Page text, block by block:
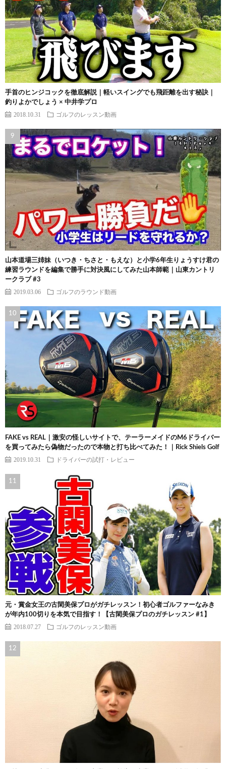
手首のヒンジコックを徹底解説｜軽いスイングでも飛距離を出す秘訣｜
釣りよかでしょう × 中井学プロ
2018.10.31 ゴルフのレッスン動画
山本道場三姉妹（いつき・ちさと・もえな）と小学6年生りょうすけ君の
練習ラウンドを編集で勝手に対決風にしてみた山本師範｜山東カントリ
ークラブ #3
2019.03.06 ゴルフのラウンド動画
FAKE vs REAL｜激安の怪しいサイトで、テーラーメイドのM6ドライバー
を買ってみたら偽物だったので本物と打ち比べてみた！｜Rick Shiels Golf
2019.10.31 ドライバーの試打・レビュー
元・賞金女王の古閑美保プロがガチレッスン！初心者ゴルファーなみき
が年内100切りを本気で目指す！【古閑美保プロのガチレッスン #1】
2018.07.27 ゴルフのレッスン動画